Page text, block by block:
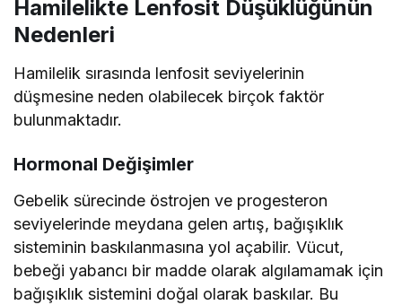
Hamilelikte Lenfosit Düşüklüğünün
Nedenleri
Hamilelik sırasında lenfosit seviyelerinin
düşmesine neden olabilecek birçok faktör
bulunmaktadır.
Hormonal Değişimler
Gebelik sürecinde östrojen ve progesteron
seviyelerinde meydana gelen artış, bağışıklık
sisteminin baskılanmasına yol açabilir. Vücut,
bebeği yabancı bir madde olarak algılamamak için
bağışıklık sistemini doğal olarak baskılar. Bu